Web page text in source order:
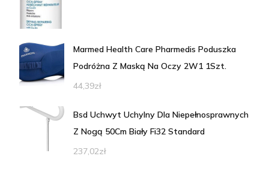
Marmed Health Care Pharmedis Poduszka
Podróżna Z Maską Na Oczy 2W1 1Szt.
44,39zł
Bsd Uchwyt Uchylny Dla Niepełnosprawnych
Z Nogą 50Cm Biały Fi32 Standard
237,02zł